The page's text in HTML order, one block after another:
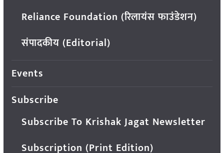
Reliance Foundation (रिलायंस फाउंडेशन)
संपादकीय (Editorial)
Events
Subscribe
Subscribe To Krishak Jagat Newsletter
Subscription (Print Edition)